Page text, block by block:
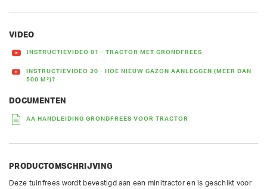
VIDEO
INSTRUCTIEVIDEO 01 - TRACTOR MET GRONDFREES
INSTRUCTIEVIDEO 20 - HOE NIEUW GAZON AANLEGGEN (MEER DAN
500 M²)?
DOCUMENTEN
AA HANDLEIDING GRONDFREES VOOR TRACTOR
PRODUCTOMSCHRIJVING
Deze tuinfrees wordt bevestigd aan een minitractor en is geschikt voor